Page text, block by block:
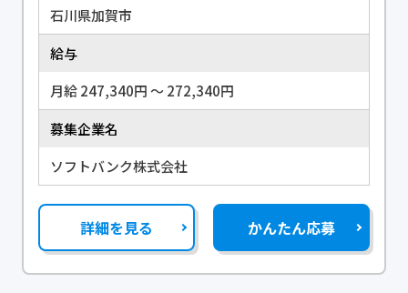
石川県加賀市
給与
月給 247,340円 〜 272,340円
募集企業名
ソフトバンク株式会社
詳細を見る かんたん応募